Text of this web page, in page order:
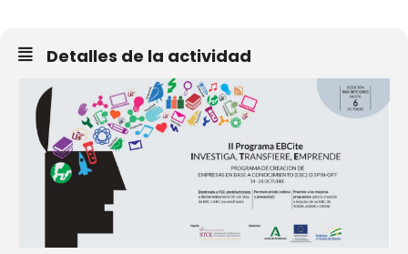
Detalles de la actividad